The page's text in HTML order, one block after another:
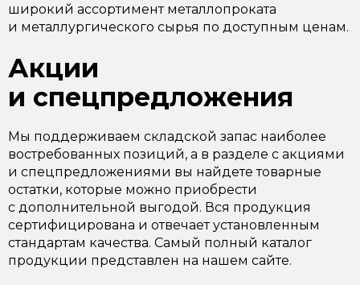
широкий ассортимент металлопроката
и металлургического сырья по доступным ценам.
Акции
и спецпредложения
Мы поддерживаем складской запас наиболее
востребованных позиций, а в разделе с акциями
и спецпредложениями вы найдете товарные
остатки, которые можно приобрести
с дополнительной выгодой. Вся продукция
сертифицирована и отвечает установленным
стандартам качества. Самый полный каталог
продукции представлен на нашем сайте.